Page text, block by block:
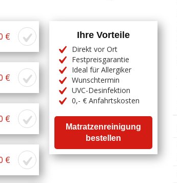
€
€
€
€
Ihre Vorteile
Direkt vor Ort
Festpreisgarantie
Ideal für Allergiker
Wunschtermin
UVC-Desinfektion
0,- € Anfahrtskosten
Matratzenreinigung
bestellen